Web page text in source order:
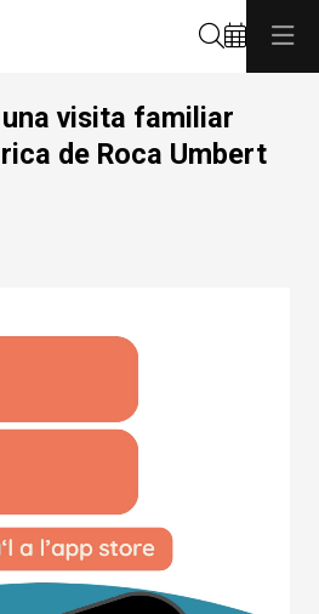
visita familiar
de Roca Umbert